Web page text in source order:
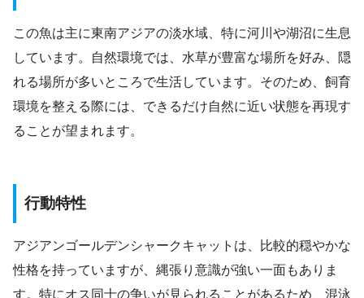
この魚は主に東南アジアの淡水域、特に河川や湖沼に生息
しています。自然環境では、水草が豊富な場所を好み、隠
れる場所が多いところで生活しています。そのため、飼育
環境を整える際には、できるだけ自然に近い状態を再現す
ることが望まれます。
行動特性
アジアンゴールデンシャークキャットは、比較的穏やかな
性格を持っていますが、縄張り意識が強い一面もありま
す。特にオス同士の争いが見られることがあるため、混泳